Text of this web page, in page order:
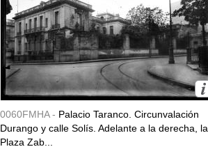
0060FMHA - Palacio Taranco. Circunvalación
Durango y calle Solís. Adelante a la derecha, la
Plaza Zab...